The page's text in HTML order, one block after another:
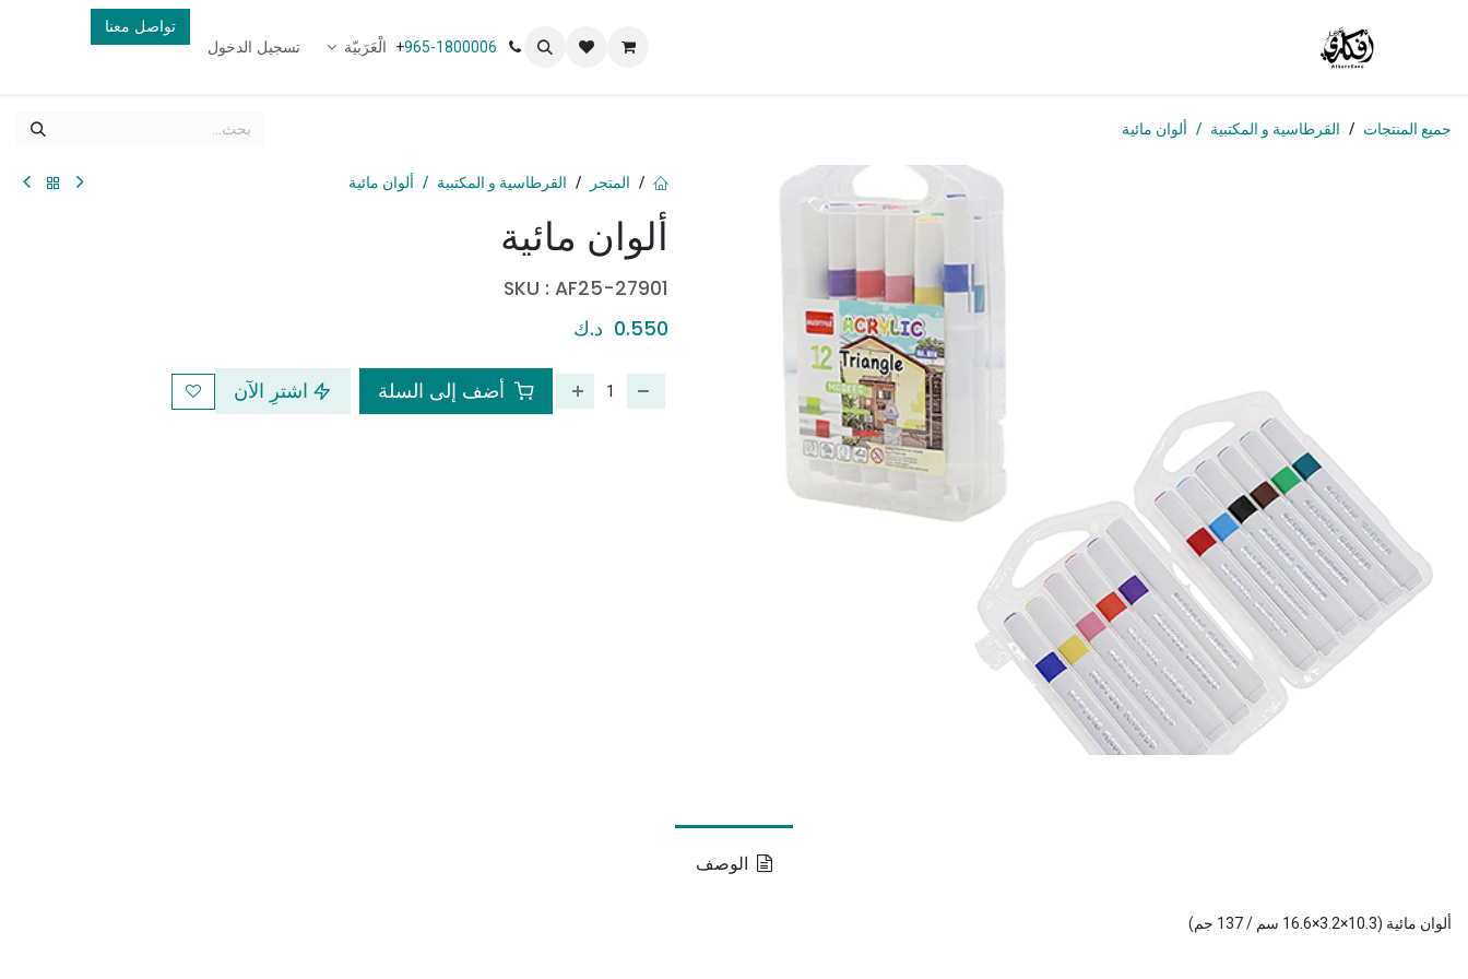
+965-1800006 الْعَرَبيّة تسجيل الدخول
تواصل معنا
جميع المنتجات القرطاسية و المكتبية ألوان مائية
ألوان مائية
SKU : AF25-27901
0.550 د.ك
أضف إلى السلة اشترِ الآن
المتجر القرطاسية و المكتبية ألوان مائية
الوصف
ألوان مائية (10.3×3.2×16.6 سم / 137 جم)